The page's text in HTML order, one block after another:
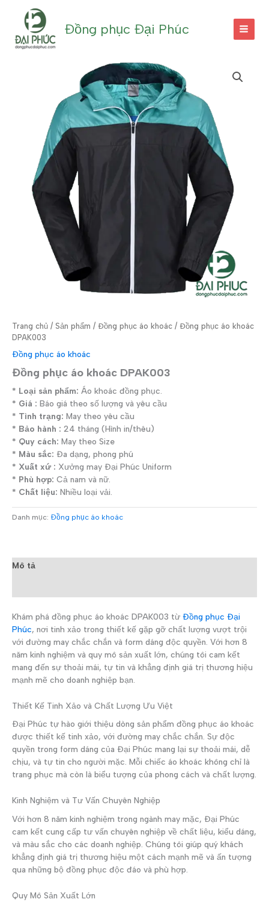
dung
Đồng phục Đại Phúc
Trang chủ / Sản phẩm / Đồng phục áo khoác / Đồng phục áo khoác
DPAK003
Đồng phục áo khoác
Đồng phục áo khoác DPAK003
* Loại sản phẩm: Áo khoác đồng phục.
* Giá : Báo giá theo số lượng và yêu cầu
* Tình trạng: May theo yêu cầu
* Bảo hành : 24 tháng (Hình in/thêu)
* Quy cách: May theo Size
* Màu sắc: Đa dạng, phong phú
* Xuất xứ : Xưởng may Đại Phúc Uniform
* Phù hợp: Cả nam và nữ.
* Chất liệu: Nhiều loại vải.
Danh mục: Đồng phục áo khoác
Mô tả
Khám phá đồng phục áo khoác DPAK003 từ Đồng phục Đại
Phúc, nơi tinh xảo trong thiết kế gặp gỡ chất lượng vượt trội
với đường may chắc chắn và form dáng độc quyền. Với hơn 8
năm kinh nghiệm và quy mô sản xuất lớn, chúng tôi cam kết
mang đến sự thoải mái, tự tin và khẳng định giá trị thương hiệu
mạnh mẽ cho doanh nghiệp bạn.
Thiết Kế Tinh Xảo và Chất Lượng Ưu Việt
Đại Phúc tự hào giới thiệu dòng sản phẩm đồng phục áo khoác
được thiết kế tinh xảo, với đường may chắc chắn. Sự độc
quyền trong form dáng của Đại Phúc mang lại sự thoải mái, dễ
chịu, và tự tin cho người mặc. Mỗi chiếc áo khoác không chỉ là
trang phục mà còn là biểu tượng của phong cách và chất lượng.
Kinh Nghiệm và Tư Vấn Chuyên Nghiệp
Với hơn 8 năm kinh nghiệm trong ngành may mặc, Đại Phúc
cam kết cung cấp tư vấn chuyên nghiệp về chất liệu, kiểu dáng,
và màu sắc cho các doanh nghiệp. Chúng tôi giúp quý khách
khẳng định giá trị thương hiệu một cách mạnh mẽ và ấn tượng
qua những bộ đồng phục độc đáo và phù hợp.
Quy Mô Sản Xuất Lớn